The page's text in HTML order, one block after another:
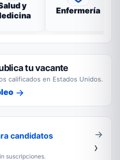
y
Enfermería
tu vacante
calificados en Estados Unidos.
candidatos
suscripciones.